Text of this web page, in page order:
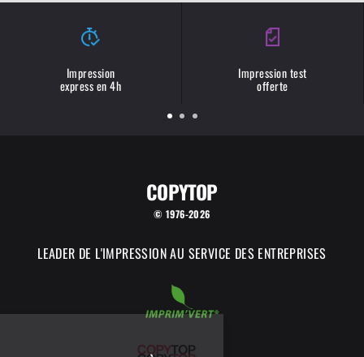
Impression
express en 4h
Impression test
offerte
COPYTOP
© 1976-2026
LEADER DE L'IMPRESSION AU SERVICE DES ENTREPRISES